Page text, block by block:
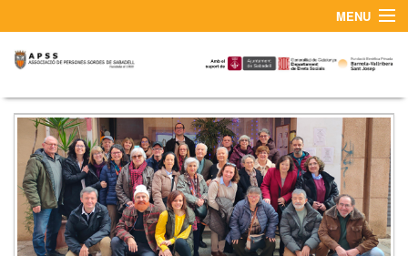
MENU
¿QUIÉNES SOMOS?
CONTACTO Y SERVICIO DE INTÉRPRETES LSC